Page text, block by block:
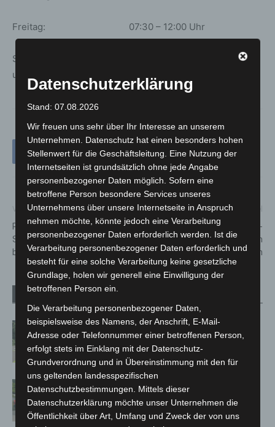
Freitag: 07:30 – 12:00 Uhr
Samstag: 09:00 – 12:00 Uhr (jede
ungerade Woche)
Vorheriger Artikel
Perspektivplanung für Kita und
Schule für März bleibt
bestehen
Nächster Artikel
Geld für gewerbliche E-
Lastenräder kommt nun vom
Umweltministerium
Brand im „Haus der Begegnung“ in
Neuwarmbüchen schnell eingedämmt
Region Hannover: 21 neue
Notfallsanitäter starten beim Roten
Kreuz
Datenschutzerklärung
Stand: 07.08.2026
Wir freuen uns sehr über Ihr Interesse an unserem
Unternehmen. Datenschutz hat einen besonders hohen
Stellenwert für die Geschäftsleitung. Eine Nutzung der
Internetseiten ist grundsätzlich ohne jede Angabe
personenbezogener Daten möglich. Sofern eine
betroffene Person besondere Services unseres
Unternehmens über unsere Internetseite in Anspruch
nehmen möchte, könnte jedoch eine Verarbeitung
personenbezogener Daten erforderlich werden. Ist die
Verarbeitung personenbezogener Daten erforderlich und
besteht für eine solche Verarbeitung keine gesetzliche
Grundlage, holen wir generell eine Einwilligung der
betroffenen Person ein.
Die Verarbeitung personenbezogener Daten,
beispielsweise des Namens, der Anschrift, E-Mail-
Adresse oder Telefonnummer einer betroffenen Person,
erfolgt stets im Einklang mit der Datenschutz-
Grundverordnung und in Übereinstimmung mit den für
uns geltenden landesspezifischen
Datenschutzbestimmungen. Mittels dieser
Datenschutzerklärung möchte unser Unternehmen die
Öffentlichkeit über Art, Umfang und Zweck der von uns